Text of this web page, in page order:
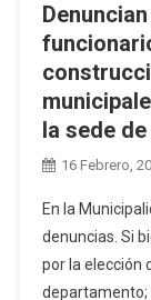
la sede de
16 Febrero,
En la
denuncias. Si
por la elección
departamento;